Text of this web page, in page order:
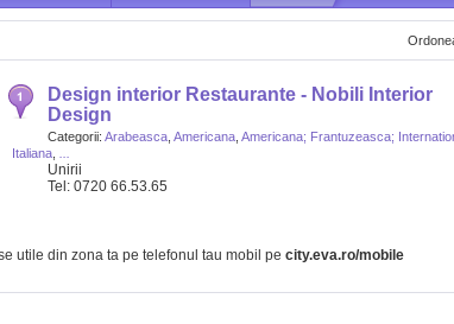
Design interior Restaurante - Nobili Interior
Design
Categorii: Arabeasca Americana Americana; Frantuzeasca;
Italiana
Unirii
Tel: 0720 66.53.65
utile din zona ta pe telefonul tau mobil pe city.eva.ro/mobile